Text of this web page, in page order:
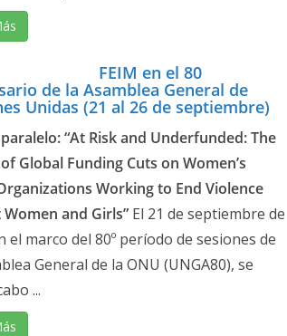
FEIM en el 80
de la Asamblea General de
Unidas (21 al 26 de septiembre)
“At Risk and Underfunded: The
Global Funding Cuts on Women’s
Working to End Violence
and Girls” El 21 de septiembre de
el marco del 80º período de sesiones de
General de la ONU (UNGA80), se
...